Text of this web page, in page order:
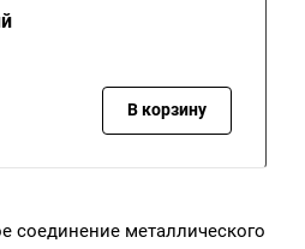
В корзину
соединение металлического